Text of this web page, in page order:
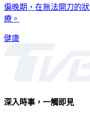
偏晚期，在無法開刀的
療。
健康
深入時事，一觸即見